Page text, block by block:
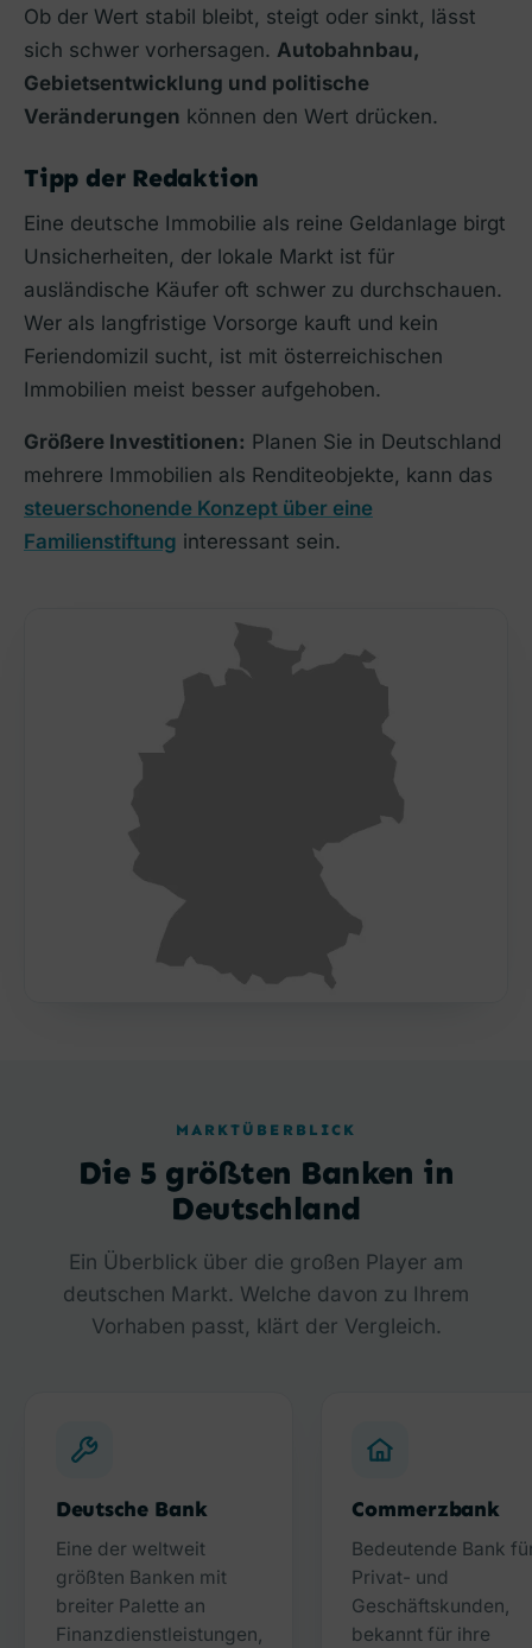
Ob der Wert stabil bleibt, steigt oder sinkt, lässt
sich schwer vorhersagen. Autobahnbau,
Gebietsentwicklung und politische
Veränderungen können den Wert drücken.
Tipp der Redaktion
Eine deutsche Immobilie als reine Geldanlage birgt
Unsicherheiten, der lokale Markt ist für
ausländische Käufer oft schwer zu durchschauen.
Wer als langfristige Vorsorge kauft und kein
Feriendomizil sucht, ist mit österreichischen
Immobilien meist besser aufgehoben.
Größere Investitionen: Planen Sie in Deutschland
mehrere Immobilien als Renditeobjekte, kann das
steuerschonende Konzept über eine
Familienstiftung interessant sein.
MARKTÜBERBLICK
Die 5 größten Banken in
Deutschland
Ein Überblick über die großen Player am
deutschen Markt. Welche davon zu Ihrem
Vorhaben passt, klärt der Vergleich.
Deutsche Bank
Eine der weltweit
größten Banken mit
breiter Palette an
Finanzdienstleistungen,
Commerzbank
Bedeutende Bank
Privat- und
Geschäftskunden,
bekannt für ihre